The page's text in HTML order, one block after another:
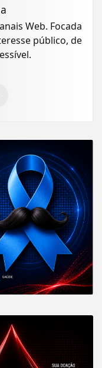
Web. Focada
público, de